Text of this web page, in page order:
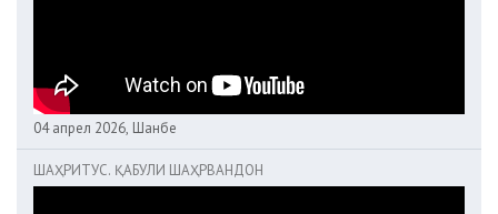
04 апрел 2026, Шанбе
ШАҲРИТУС. ҚАБУЛИ ШАҲРВАНДОН